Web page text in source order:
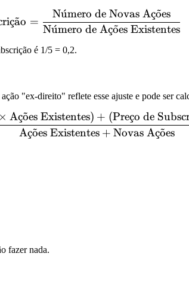
\text{Fator de
c
¸a
˜o =
Nu
ˊmero de Ac
¸o
˜es Existentes
Nu
ˊmero de Novas Ac
¸o
˜es
é 1/5 = 0,2.
"ex-direito" reflete esse ajuste e pode ser
\text{Preço Teórico} =
Ac
¸o
˜es Existentes + Novas Ac
¸o
˜es
× Ac
¸o
˜es Existentes) + (Prec
¸o de
fazer nada.